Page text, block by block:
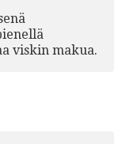
viskin makua.